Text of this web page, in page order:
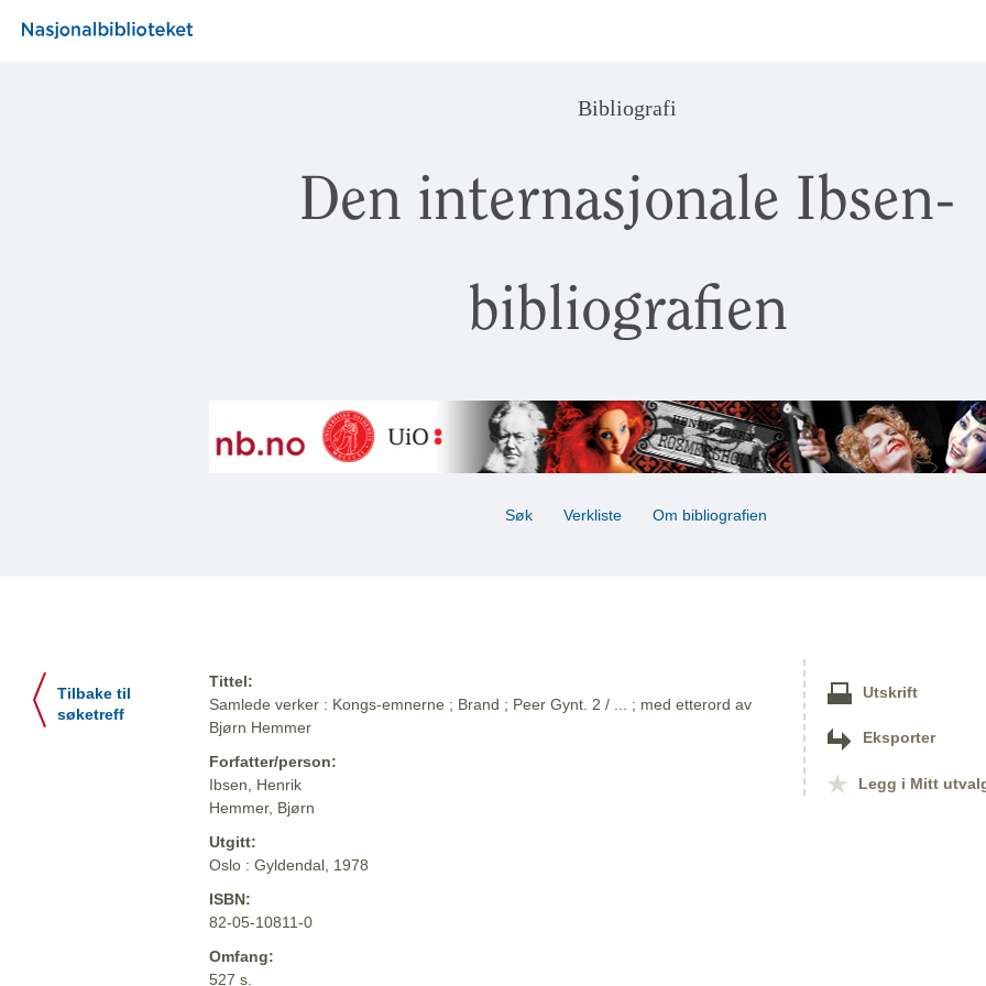
Bibliografi
Den internasjonale Ibsen-
bibliografien
Søk Verkliste Om bibliografien
Tilbake til
søketreff
Tittel:
Samlede verker : Kongs-emnerne ; Brand ; Peer Gynt. 2 / ... ; med etterord av
Bjørn Hemmer
Forfatter/person:
Ibsen, Henrik
Hemmer, Bjørn
Utgitt:
Oslo : Gyldendal, 1978
ISBN:
82-05-10811-0
Omfang:
527 s.
Utskrift
Eksporter
Legg i Mitt